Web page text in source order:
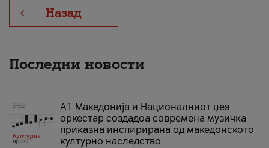
Назад
Последни новости
А1 Македонија и Националниот џез
оркестар создадоа современа музичка
приказна инспирирана од македонското
културно наследство